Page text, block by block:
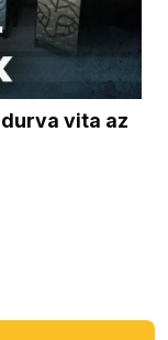
durva vita az